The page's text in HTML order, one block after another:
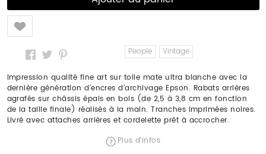
Like
People Vintage
Impression qualité fine art sur toile mate ultra blanche avec la
dernière génération d’encres d’archivage Epson. Rabats arrières
agrafés sur châssis épais en bois (de 2,5 à 3,8 cm en fonction
de la taille finale) réalisés à la main. Tranches imprimées noires.
Livré avec attaches arrières et cordelette prêt à accrocher.
Plus d'infos